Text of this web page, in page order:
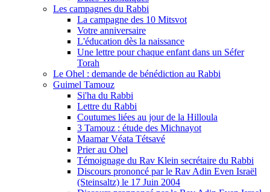
Les campagnes du Rabbi
La campagne des 10 Mitsvot
Votre anniversaire
L'éducation dès la naissance
Une lettre pour chaque enfant dans un Séfer
Torah
Le Ohel : demande de bénédiction au Rabbi
Guimel Tamouz
Si'ha du Rabbi
Lettre du Rabbi
Coutumes liées au jour de la Hilloula
3 Tamouz : étude des Michnayot
Maamar Véata Tétsavé
Prier au Ohel
Témoignage du Rav Klein secrétaire du Rabbi
Discours prononcé par le Rav Adin Even Israël
(Steinsaltz) le 17 Juin 2004